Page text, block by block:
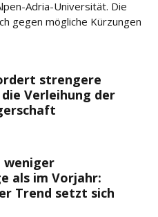
Adria-Universität. Die
gegen mögliche Kürzungen
strengere
Verleihung der
weniger
als im Vorjahr:
Trend setzt sich